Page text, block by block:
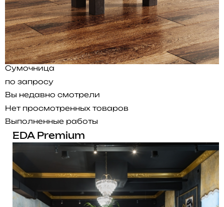
Сумочница
по запросу
Вы недавно смотрели
Нет просмотренных товаров
Выполненные работы
EDA Premium